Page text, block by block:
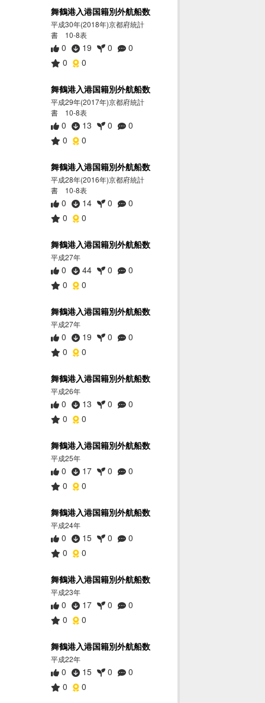
舞鶴港入港国籍別外航船数
平成30年(2018年)京都府統計
書 10-8表
0 19 0
0
0
0
舞鶴港入港国籍別外航船数
平成29年(2017年)京都府統計
書 10-8表
0 13 0
0
0
0
舞鶴港入港国籍別外航船数
平成28年(2016年)京都府統計
書 10-8表
0 14 0
0
0
0
舞鶴港入港国籍別外航船数
平成27年
0 44 0
0
0
0
舞鶴港入港国籍別外航船数
平成27年
0 19 0
0
0
0
舞鶴港入港国籍別外航船数
平成26年
0 13 0
0
0
0
舞鶴港入港国籍別外航船数
平成25年
0 17 0
0
0
0
舞鶴港入港国籍別外航船数
平成24年
0 15 0
0
0
0
舞鶴港入港国籍別外航船数
平成23年
0 17 0
0
0
0
舞鶴港入港国籍別外航船数
平成22年
0 15 0
0
0
0